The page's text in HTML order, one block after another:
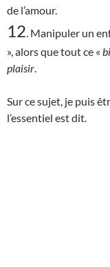
de l’amour.
12 . Manipuler un
», alors que tout ce «
plaisir
Sur ce sujet, je puis
l’essentiel est dit.